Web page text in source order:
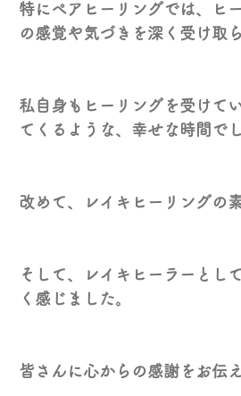
特にペアヒーリングでは、ヒ
の感覚や気づきを深く受け取
私自身もヒーリングを受けて
てくるような、幸せな時間でし
改めて、レイキヒーリングの
そして、レイキヒーラーとし
く感じました。
皆さんに心からの感謝をお伝